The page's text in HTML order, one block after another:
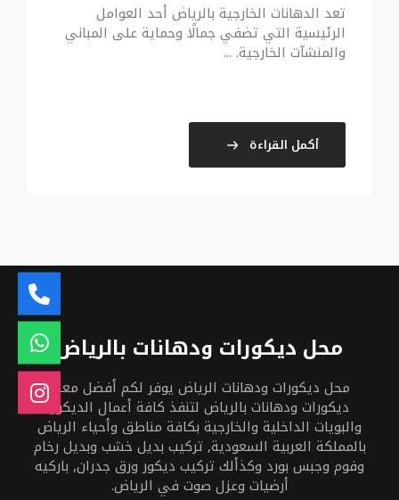
تعد الدهانات الخارجية بالرياض أحد العوامل
الرئيسية التي تضفي جمالًا وحماية على المباني
والمنشآت الخارجية. ...
أكمل القراءة
محل ديكورات ودهانات بالرياض
محل ديكورات ودهانات الرياض يوفر لكم أفضل معلم
ديكورات ودهانات بالرياض لتنفذ كافة أعمال الديكور
والبويات الداخلية والخارجية بكافة مناطق وأحياء الرياض
بالمملكة العربية السعودية, تركيب بديل خشب وبديل رخام
وفوم وجبس بورد وكذألك تركيب ديكور ورق جدران, باركيه
أرضيات وعزل صوت في الرياض.